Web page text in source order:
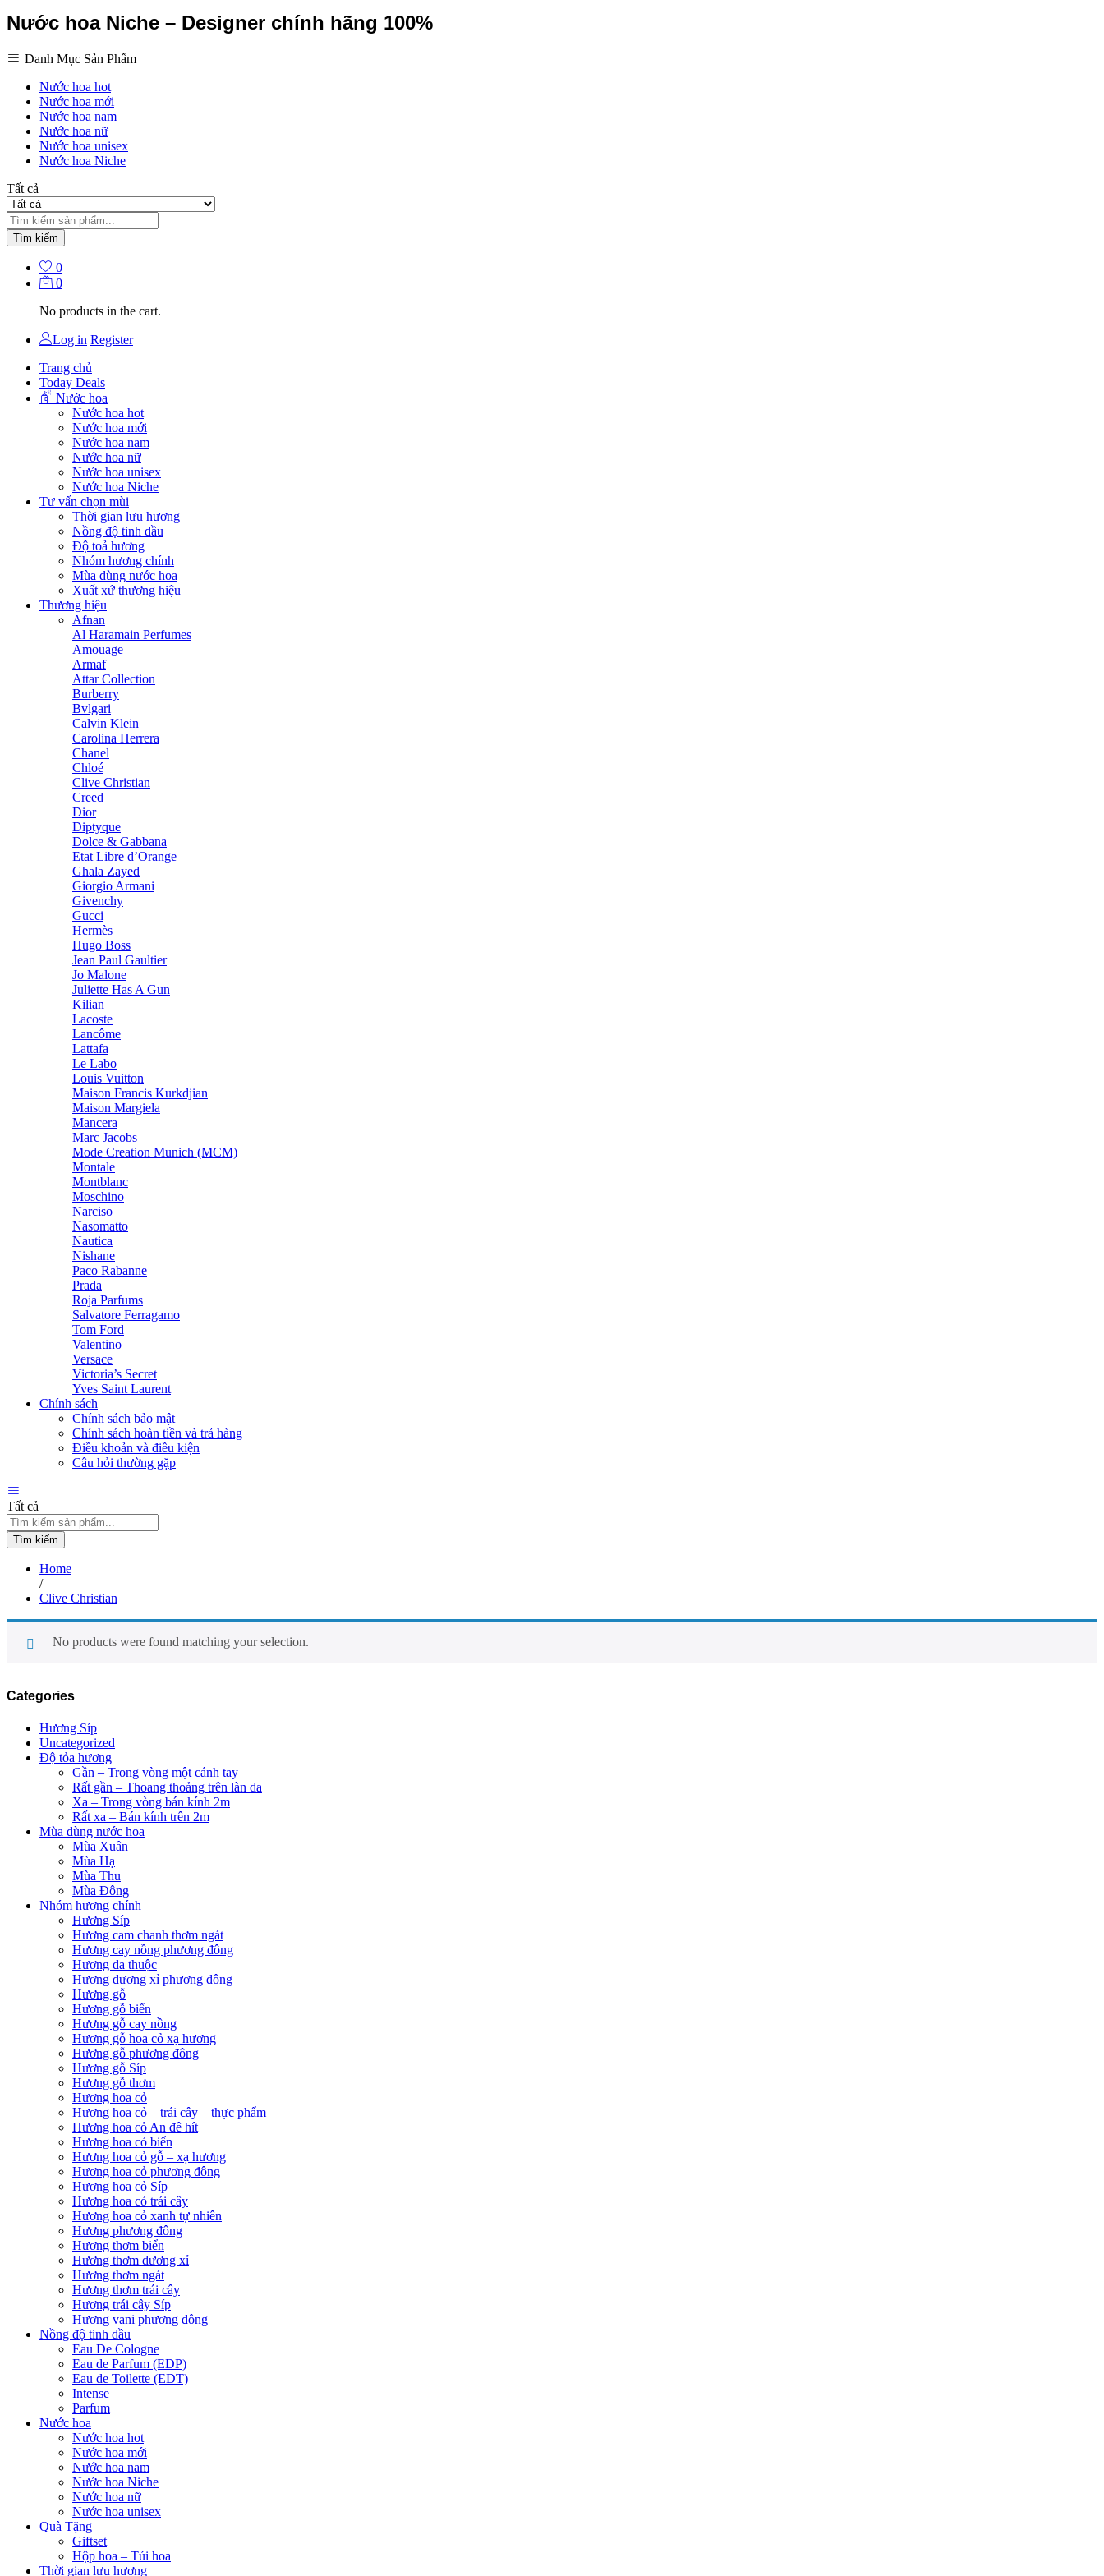
Nước hoa Niche – Designer chính hãng 100%
Danh Mục Sản Phẩm
Nước hoa hot
Nước hoa mới
Nước hoa nam
Nước hoa nữ
Nước hoa unisex
Nước hoa Niche
Tất cả
Tìm kiếm
0
0
No products in the cart.
Log in Register
Trang chủ
Today Deals
Nước hoa
Nước hoa hot
Nước hoa mới
Nước hoa nam
Nước hoa nữ
Nước hoa unisex
Nước hoa Niche
Tư vấn chọn mùi
Thời gian lưu hương
Nồng độ tinh dầu
Độ toả hương
Nhóm hương chính
Mùa dùng nước hoa
Xuất xứ thương hiệu
Thương hiệu
Afnan
Al Haramain Perfumes
Amouage
Armaf
Attar Collection
Burberry
Bvlgari
Calvin Klein
Carolina Herrera
Chanel
Chloé
Clive Christian
Creed
Dior
Diptyque
Dolce & Gabbana
Etat Libre d’Orange
Ghala Zayed
Giorgio Armani
Givenchy
Gucci
Hermès
Hugo Boss
Jean Paul Gaultier
Jo Malone
Juliette Has A Gun
Kilian
Lacoste
Lancôme
Lattafa
Le Labo
Louis Vuitton
Maison Francis Kurkdjian
Maison Margiela
Mancera
Marc Jacobs
Mode Creation Munich (MCM)
Montale
Montblanc
Moschino
Narciso
Nasomatto
Nautica
Nishane
Paco Rabanne
Prada
Roja Parfums
Salvatore Ferragamo
Tom Ford
Valentino
Versace
Victoria’s Secret
Yves Saint Laurent
Chính sách
Chính sách bảo mật
Chính sách hoàn tiền và trả hàng
Điều khoản và điều kiện
Câu hỏi thường gặp
Tất cả
Tìm kiếm
Home
/
Clive Christian
No products were found matching your selection.
Categories
Hương Síp
Uncategorized
Độ tỏa hương
Gần – Trong vòng một cánh tay
Rất gần – Thoang thoảng trên làn da
Xa – Trong vòng bán kính 2m
Rất xa – Bán kính trên 2m
Mùa dùng nước hoa
Mùa Xuân
Mùa Hạ
Mùa Thu
Mùa Đông
Nhóm hương chính
Hương Síp
Hương cam chanh thơm ngát
Hương cay nồng phương đông
Hương da thuộc
Hương dương xỉ phương đông
Hương gỗ
Hương gỗ biển
Hương gỗ cay nồng
Hương gỗ hoa cỏ xạ hương
Hương gỗ phương đông
Hương gỗ Síp
Hương gỗ thơm
Hương hoa cỏ
Hương hoa cỏ – trái cây – thực phẩm
Hương hoa cỏ An đê hít
Hương hoa cỏ biển
Hương hoa cỏ gỗ – xạ hương
Hương hoa cỏ phương đông
Hương hoa cỏ Síp
Hương hoa cỏ trái cây
Hương hoa cỏ xanh tự nhiên
Hương phương đông
Hương thơm biển
Hương thơm dương xỉ
Hương thơm ngát
Hương thơm trái cây
Hương trái cây Síp
Hương vani phương đông
Nồng độ tinh dầu
Eau De Cologne
Eau de Parfum (EDP)
Eau de Toilette (EDT)
Intense
Parfum
Nước hoa
Nước hoa hot
Nước hoa mới
Nước hoa nam
Nước hoa Niche
Nước hoa nữ
Nước hoa unisex
Quà Tặng
Giftset
Hộp hoa – Túi hoa
Thời gian lưu hương